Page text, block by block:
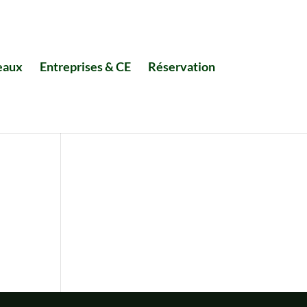
Entreprises & CE Réservation